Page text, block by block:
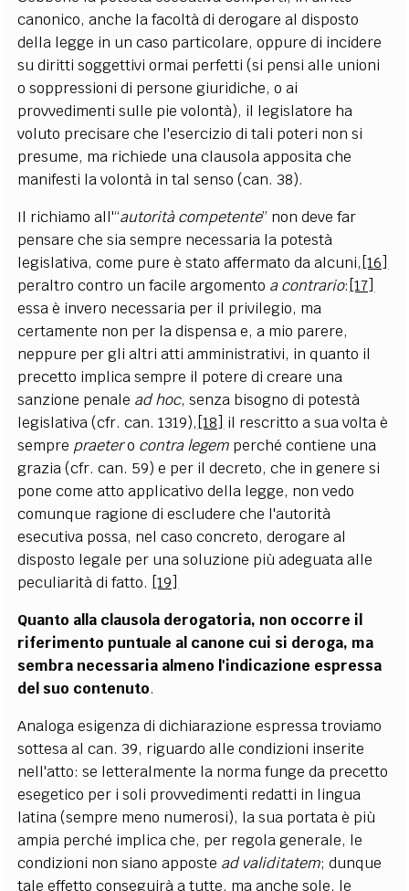
canonico, anche la facoltà di derogare al disposto
della legge in un caso particolare, oppure di incidere
su diritti soggettivi ormai perfetti (si pensi alle unioni
o soppressioni di persone giuridiche, o ai
provvedimenti sulle pie volontà), il legislatore ha
voluto precisare che l'esercizio di tali poteri non si
presume, ma richiede una clausola apposita che
manifesti la volontà in tal senso (can. 38).
Il richiamo all'“autorità competente” non deve far
pensare che sia sempre necessaria la potestà
legislativa, come pure è stato affermato da alcuni, [16]
peraltro contro un facile argomento a contrario: [17]
essa è invero necessaria per il privilegio, ma
certamente non per la dispensa e, a mio parere,
neppure per gli altri atti amministrativi, in quanto il
precetto implica sempre il potere di creare una
sanzione penale ad hoc, senza bisogno di potestà
legislativa (cfr. can. 1319), [18]
il rescritto a sua volta è
sempre praetero contra legem perché contiene una
grazia (cfr. can. 59) e per il decreto, che in genere si
pone come atto applicativo della legge, non vedo
comunque ragione di escludere che l'autorità
esecutiva possa, nel caso concreto, derogare al
disposto legale per una soluzione più adeguata alle
peculiarità di fatto. [19]
Quanto alla clausola derogatoria, non occorre il
riferimento puntuale al canone cui si deroga, ma
sembra necessaria almeno l'indicazione espressa
del suo contenuto.
Analoga esigenza di dichiarazione espressa troviamo
sottesa al can. 39, riguardo alle condizioni inserite
nell'atto: se letteralmente la norma funge da precetto
esegetico per i soli provvedimenti redatti in lingua
latina (sempre meno numerosi), la sua portata è più
ampia perché implica che, per regola generale, le
condizioni non siano apposte ad validitatem; dunque
tale effetto conseguirà a tutte, ma anche sole, le